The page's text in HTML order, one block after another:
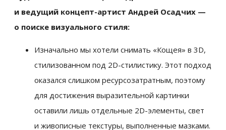
и ведущий концепт-артист Андрей Осадчих —
о поиске визуального стиля:
Изначально мы хотели снимать «Кощея» в 3D,
стилизованном под 2D-стилистику. Этот подход
оказался слишком ресурсозатратным, поэтому
для достижения выразительной картинки
оставили лишь отдельные 2D-элементы, свет
и живописные текстуры, выполненные мазками.